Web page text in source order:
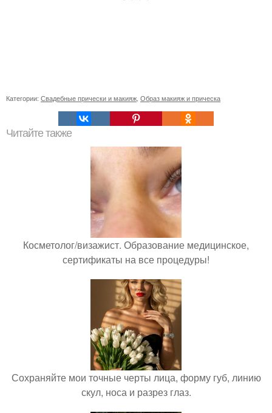
Категории: Свадебные прически и макияж Образ макияж и прическа
Читайте также
Косметолог/визажист. Образование медицинское,
сертификаты на все процедуры!
Сохраняйте мои точные черты лица, форму губ, линию
скул, носа и разрез глаз.